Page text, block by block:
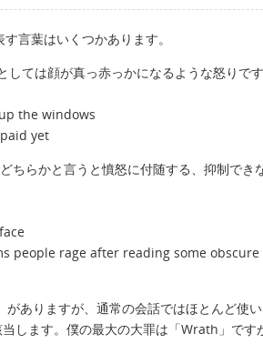
言葉はいくつかあります。
ては顔が真っ赤っかになるような怒りです
the windows
yet
ちらかと言うと憤怒に付随する、抑制でき
people rage after reading some
ありますが、通常の会話ではほとんど使い
します。僕の最大の大罪は「Wrath」です